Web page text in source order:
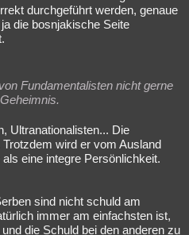
durchgeführt werden, genaue
die bosnjakische Seite
Fundamentalisten nicht gerne
Ultranationalisten... Die
wird er vom Ausland
eine integre Persönlichkeit.
sind nicht schuld am
immer am einfachsten ist,
die Schuld bei den anderen zu